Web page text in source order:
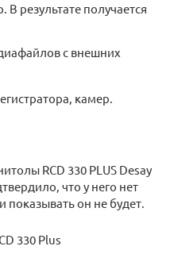
результате получается
с внешних
камер.
RCD 330 PLUS Desay
что у него нет
он не будет.
330 Plus